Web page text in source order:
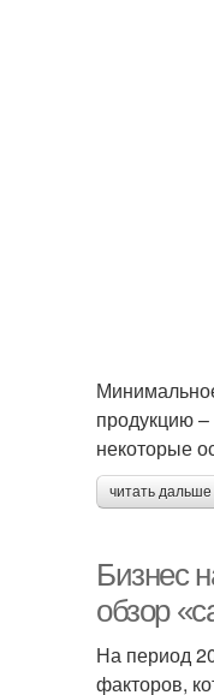
продукцию
некоторые
читать
Бизнес
обзор
На период
факторов,